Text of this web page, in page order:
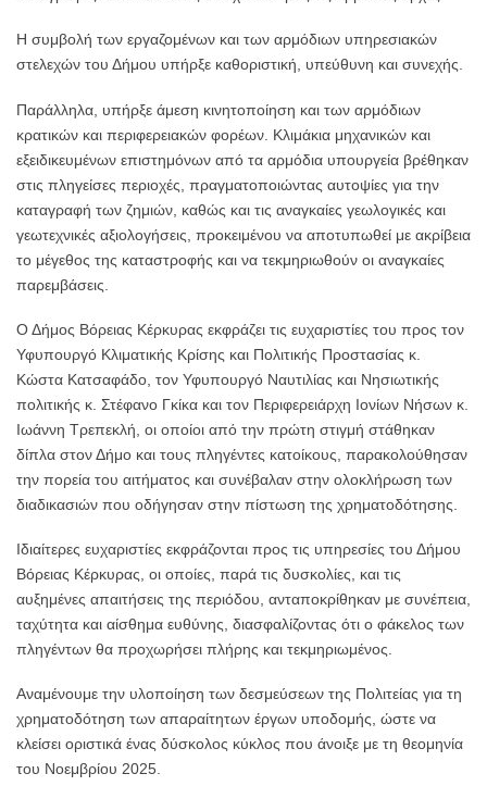
Η συμβολή των εργαζομένων και των αρμόδιων υπηρεσιακών
στελεχών του Δήμου υπήρξε καθοριστική, υπεύθυνη και συνεχής.
Παράλληλα, υπήρξε άμεση κινητοποίηση και των αρμόδιων
κρατικών και περιφερειακών φορέων. Κλιμάκια μηχανικών και
εξειδικευμένων επιστημόνων από τα αρμόδια υπουργεία βρέθηκαν
στις πληγείσες περιοχές, πραγματοποιώντας αυτοψίες για την
καταγραφή των ζημιών, καθώς και τις αναγκαίες γεωλογικές και
γεωτεχνικές αξιολογήσεις, προκειμένου να αποτυπωθεί με ακρίβεια
το μέγεθος της καταστροφής και να τεκμηριωθούν οι αναγκαίες
παρεμβάσεις.
Ο Δήμος Βόρειας Κέρκυρας εκφράζει τις ευχαριστίες του προς τον
Υφυπουργό Κλιματικής Κρίσης και Πολιτικής Προστασίας κ.
Κώστα Κατσαφάδο, τον Υφυπουργό Ναυτιλίας και Νησιωτικής
πολιτικής κ. Στέφανο Γκίκα και τον Περιφερειάρχη Ιονίων Νήσων κ.
Ιωάννη Τρεπεκλή, οι οποίοι από την πρώτη στιγμή στάθηκαν
δίπλα στον Δήμο και τους πληγέντες κατοίκους, παρακολούθησαν
την πορεία του αιτήματος και συνέβαλαν στην ολοκλήρωση των
διαδικασιών που οδήγησαν στην πίστωση της χρηματοδότησης.
Ιδιαίτερες ευχαριστίες εκφράζονται προς τις υπηρεσίες του Δήμου
Βόρειας Κέρκυρας, οι οποίες, παρά τις δυσκολίες, και τις
αυξημένες απαιτήσεις της περιόδου, ανταποκρίθηκαν με συνέπεια,
ταχύτητα και αίσθημα ευθύνης, διασφαλίζοντας ότι ο φάκελος των
πληγέντων θα προχωρήσει πλήρης και τεκμηριωμένος.
Αναμένουμε την υλοποίηση των δεσμεύσεων της Πολιτείας για τη
χρηματοδότηση των απαραίτητων έργων υποδομής, ώστε να
κλείσει οριστικά ένας δύσκολος κύκλος που άνοιξε με τη θεομηνία
του Νοεμβρίου 2025.